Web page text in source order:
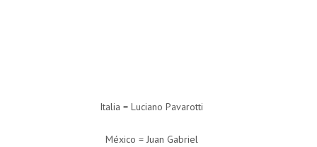
Italia = Luciano Pavarotti
México = Juan Gabriel